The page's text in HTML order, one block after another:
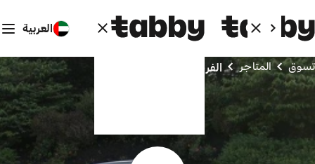
العربية
تسوق المتاجر الفريد لتأجير السيارات